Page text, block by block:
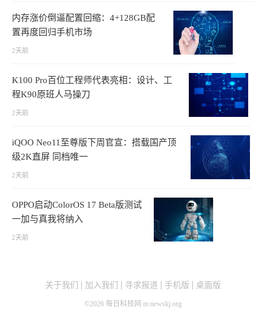
内存涨价倒逼配置回缩：4+128GB配
置再度回归手机市场
2天前
K100 Pro百位工程师代表亮相：设计、工
程K90原班人马操刀
2天前
iQOO Neo11至尊版下周官宣：搭载国产顶
级2K直屏 同档唯一
2天前
OPPO启动ColorOS 17 Beta版测试
一加与真我将纳入
2天前
关于我们 加入我们 寻求报道 手机版 桌面版
©2026 每日科技网 m.newskj.org